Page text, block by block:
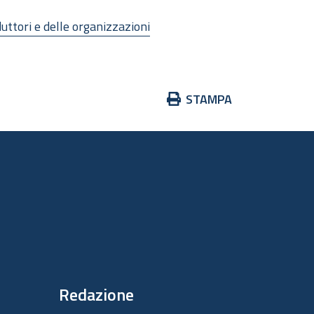
e delle organizzazioni
Azioni
documento
STAMPA
Redazione